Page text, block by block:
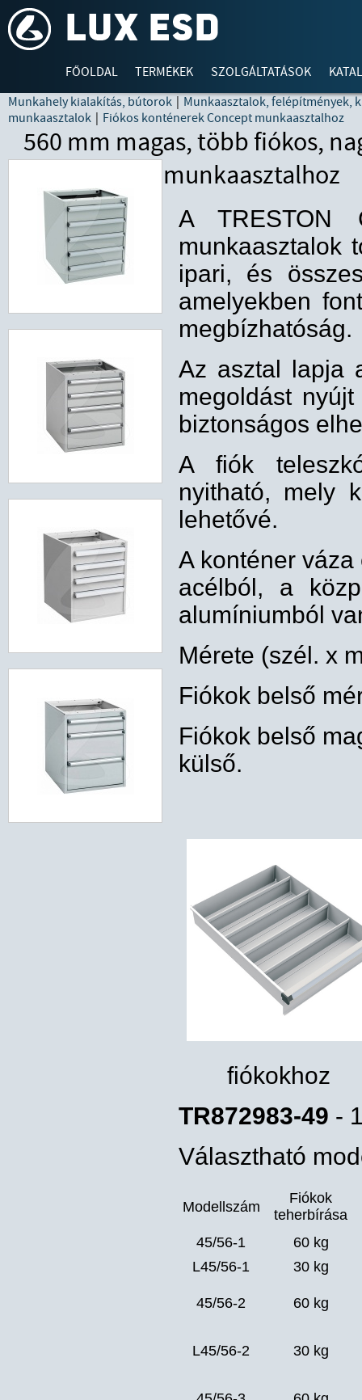
FŐOLDAL TERMÉKEK SZOLGÁLTATÁSOK
Munkahely kialakítás, bútorok | Munkaasztalok, felépítmények,
munkaasztalok | Fiókos konténerek Concept munkaasztalhoz
560 mm magas, több fiókos,
munkaasztalhoz
A TRESTON
munkaasztalok
ipari, és
amelyekben
megbízhatóság.
Az asztal lapja
megoldást
biztonságos
A fiók
nyitható, mely
lehetővé.
A konténer
acélból, a
alumíniumból
Mérete (szél. x
Fiókok belső
Fiókok belső
külső.
fiókokhoz
TR872983-49 -
Választható
Modellszám
Fiókok
teherbírása
45/56-1
60 kg
L45/56-1
30 kg
45/56-2 60 kg
L45/56-2 30 kg